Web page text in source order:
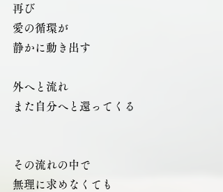
再び
愛の循環が
静かに動き出す
外へと流れ
また自分へと還ってくる
その流れの中で
無理に求めなくても